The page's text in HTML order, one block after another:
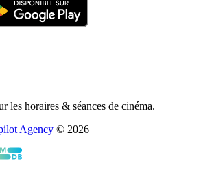
les horaires & séances de cinéma.
Agency © 2026